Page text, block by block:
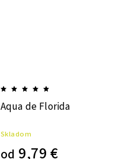
Aqua de Florida
Skladom
od 9,79 €